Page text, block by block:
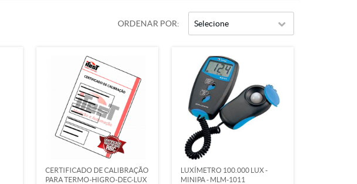
ORDENAR POR Selecione
CERTIFICADO DE CALIBRAÇÃO
PARA TERMO-HIGRO-DEC-LUX
LUXÍMETRO 100.000 LUX -
MINIPA - MLM-1011